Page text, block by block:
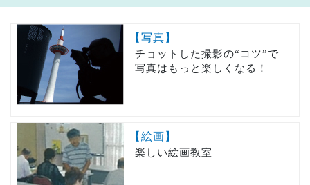
【写真】
チョットした撮影の“コツ”で
写真はもっと楽しくなる！
【絵画】
楽しい絵画教室